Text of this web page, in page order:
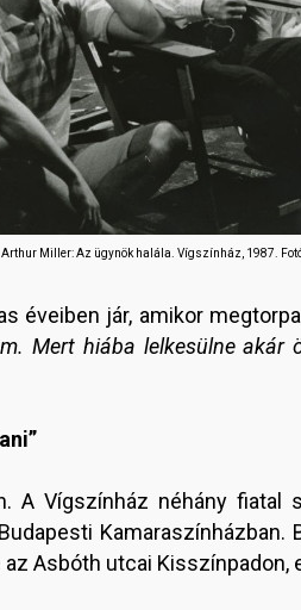
Arthur Miller: Az ügynök halála. Vígszínház, 1987.
éveiben jár, amikor
Mert hiába lelkesülne akár
A Vígszínház néhány fiatal
Kamaraszínházban.
Asbóth utcai Kisszínpadon,